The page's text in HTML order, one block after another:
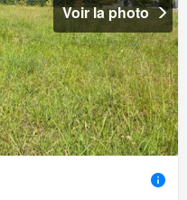
Voir la photo